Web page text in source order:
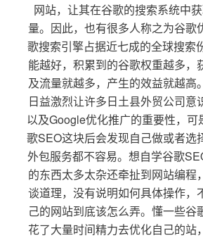
网站，让其在谷歌的搜索系统中
量。因此，也有很多人称之为谷歌
歌搜索引擎占据近七成的全球搜索
能越好，积累到的谷歌权重越多，
及流量就越多，产生的效益就越高
日益激烈让许多日土县外贸公司意
以及Google优化推广的重要性，可
歌SEO这块后会发现自己做或者选
外包服务都不容易。想自学谷歌
的东西太多太杂还牵扯到网站编程
谈道理，没有说明如何具体操作，
己的网站到底该怎么弄。懂一些谷
花了大量时间精力去优化自己的站